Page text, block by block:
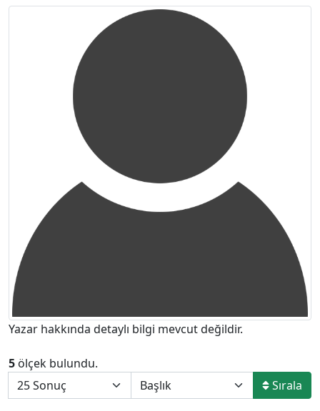
Yazar hakkında detaylı bilgi mevcut değildir.
5 ölçek bulundu.
Sırala